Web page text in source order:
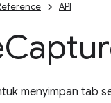
API
menyimpan tab